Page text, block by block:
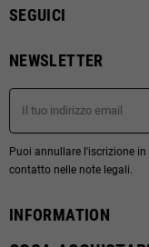
SEGUICI
NEWSLETTER
Puoi annullare l'iscrizione
contatto nelle note legali.
INFORMATION